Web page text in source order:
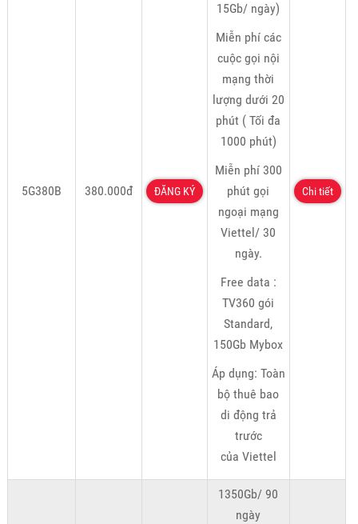
5G380B 380.000đ ĐĂNG KÝ
15Gb/ ngày)
Miễn phí các
cuộc gọi nội
mạng thời
lượng dưới 20
phút ( Tối đa
1000 phút)
Miễn phí 300
phút gọi
ngoại mạng
Viettel/ 30
ngày.
Free data :
TV360 gói
Standard,
150Gb Mybox
Áp dụng: Toàn
bộ thuê bao
di động trả
trước
của Viettel
Chi tiết
1350Gb/ 90
ngày